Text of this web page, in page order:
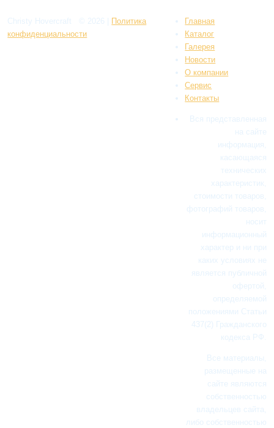
Christy Hovercraft © 2026
Политикa
конфиденциальности
Главная
Каталог
Галерея
Новости
О компании
Сервис
Контакты
Вся представленная
на сайте
информация,
касающаяся
технических
характеристик,
стоимости товаров,
фотографий товаров,
носит
информационный
характер и ни при
каких условиях не
является публичной
офертой,
определяемой
положениями Статьи
437(2) Гражданского
кодекса РФ.
Все материалы,
размещенные на
сайте являются
собственностью
владельцев сайта,
либо собственностью